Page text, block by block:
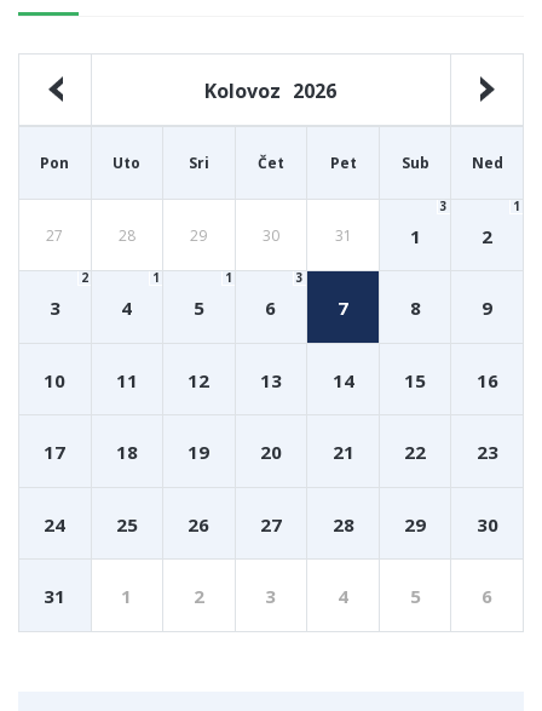
Kolovoz 2026
Pon Uto Sri Čet Pet Sub Ned
27 28 29 30 31 1
3
2
1
3
2
4
1
5
1
6
3
7 8 9
10 11 12 13 14 15 16
17 18 19 20 21 22 23
24 25 26 27 28 29 30
31 1 2 3 4 5 6